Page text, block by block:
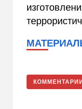
КОММЕНТАРИИ